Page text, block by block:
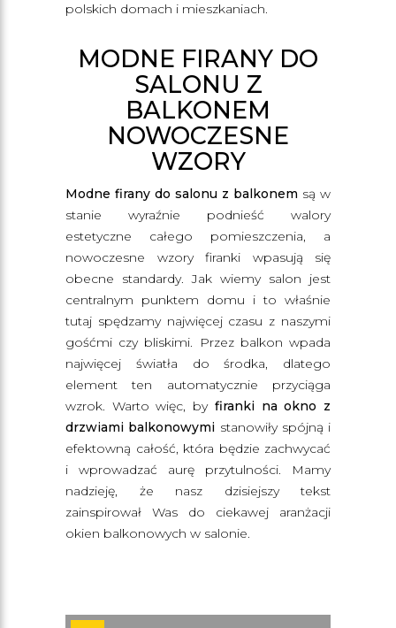
polskich domach i mieszkaniach.
MODNE FIRANY DO
SALONU Z
BALKONEM
NOWOCZESNE
WZORY
Modne firany do salonu z balkonem są w
stanie wyraźnie podnieść walory
estetyczne całego pomieszczenia, a
nowoczesne wzory firanki wpasują się
obecne standardy. Jak wiemy salon jest
centralnym punktem domu i to właśnie
tutaj spędzamy najwięcej czasu z naszymi
gośćmi czy bliskimi. Przez balkon wpada
najwięcej światła do środka, dlatego
element ten automatycznie przyciąga
wzrok. Warto więc, by firanki na okno z
drzwiami balkonowymi stanowiły spójną i
efektowną całość, która będzie zachwycać
i wprowadzać aurę przytulności. Mamy
nadzieję, że nasz dzisiejszy tekst
zainspirował Was do ciekawej aranżacji
okien balkonowych w salonie.